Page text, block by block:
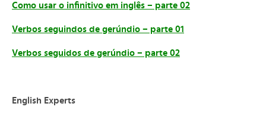
Como usar o infinitivo em inglês – parte 02
Verbos seguindos de gerúndio – parte 01
Verbos seguidos de gerúndio – parte 02
English Experts